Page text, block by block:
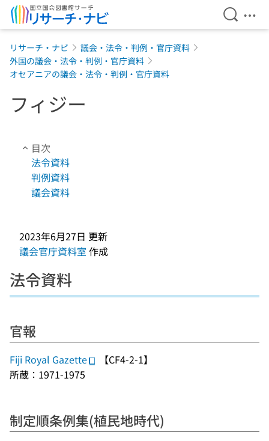
検索を
メ
リサーチ・ナビ
議会・法令・判例・官庁資料
外国の議会・法令・判例・官庁資料
オセアニアの議会・法令・判例・官庁資料
フィジー
目次
法令資料
判例資料
議会資料
2023年6月27日 更新
議会官庁資料室 作成
法令資料
官報
Fiji Royal Gazette
【CF4-2-1】
所蔵：1971-1975
制定順条例集(植民地時代)